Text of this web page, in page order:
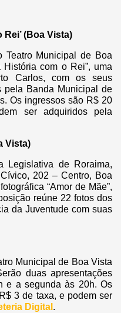
(Boa Vista)
Municipal de Boa
com o Rei”, uma
Carlos, com os seus
pela Banda Municipal de
Os ingressos são R$ 20
ser adquiridos pela
Vista)
Legislativa de Roraima,
202 – Centro, Boa
“Amor de Mãe”,
reúne 22 fotos dos
da Juventude com suas
Municipal de Boa Vista
duas apresentações
e a segunda às 20h. Os
3 de taxa, e podem ser
Digital .